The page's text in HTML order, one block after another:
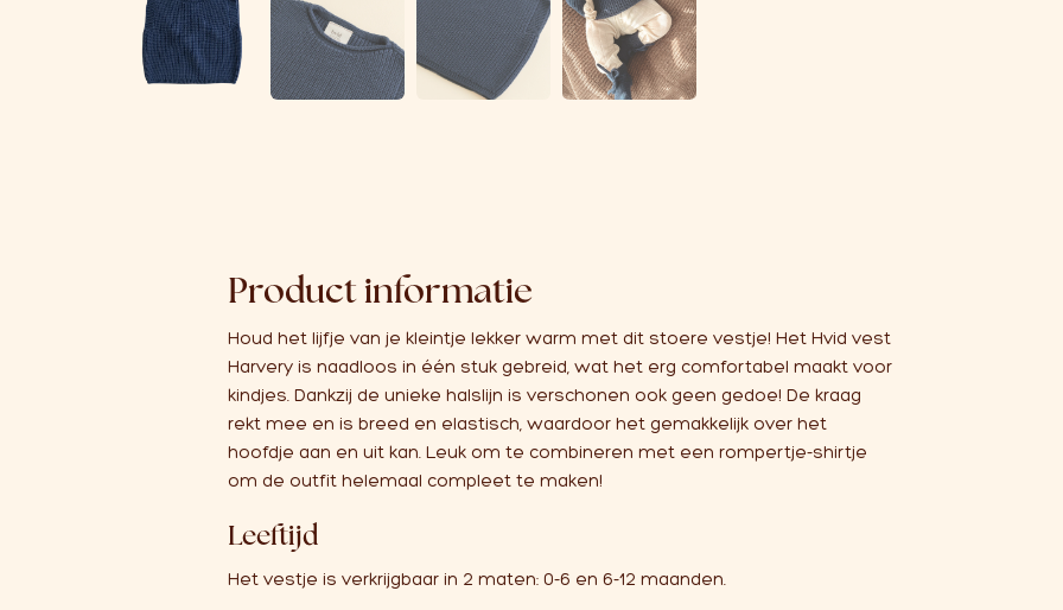
Product informatie
Houd het lijfje van je kleintje lekker warm met dit stoere vestje! Het Hvid vest
Harvery is naadloos in één stuk gebreid, wat het erg comfortabel maakt voor
kindjes. Dankzij de unieke halslijn is verschonen ook geen gedoe! De kraag
rekt mee en is breed en elastisch, waardoor het gemakkelijk over het
hoofdje aan en uit kan. Leuk om te combineren met een rompertje-shirtje
om de outfit helemaal compleet te maken!
Leeftijd
Het vestje is verkrijgbaar in 2 maten: 0-6 en 6-12 maanden.